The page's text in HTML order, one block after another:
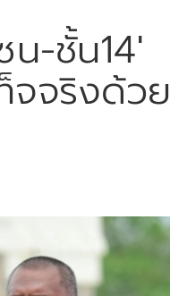
-ชั้น14'
จจริงด้ว